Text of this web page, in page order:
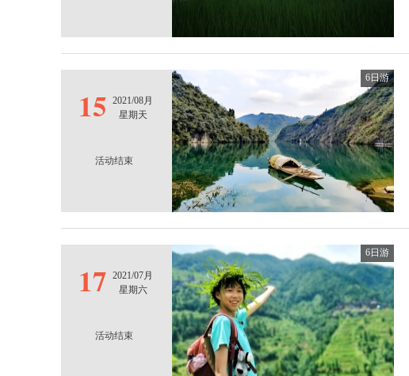
15 2021/08月
星期天
活动结束
6日游
17 2021/07月
星期六
活动结束
6日游